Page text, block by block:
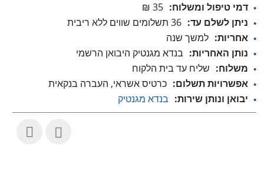
דמי טיפול ומשלוח: 35 ₪
ניתן לשלם עד: 36 תשלומים שווים ללא ריבית
אחריות: למשך שנה
נותן האחריות: בנדא מגנטיק היבואן הרשמי
משלוח: שליח עד בית הלקוח
אפשרויות תשלום: כרטיס אשראי, העברה בנקאית
יבואן ונותן שירות: בנדא מגנטיק